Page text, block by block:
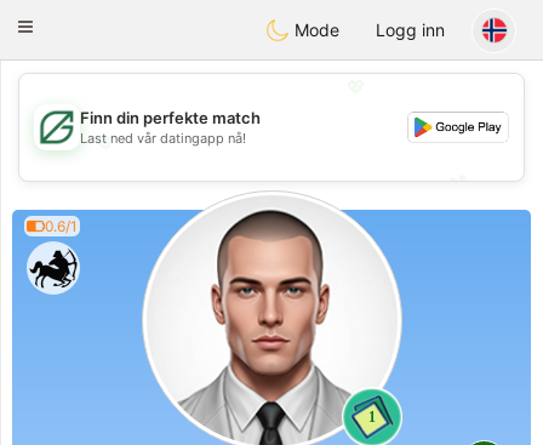
GulfDating
Toggle
Mode Logg inn
💖
💕
💕
Finn din perfekte match
Last ned vår datingapp nå!
0.6/1
1